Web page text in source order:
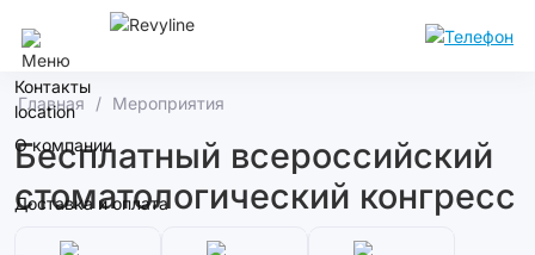
Контакты
О компании
Доставка и оплата
Главная Мероприятия
Бесплатный всероссийский
стоматологический конгресс